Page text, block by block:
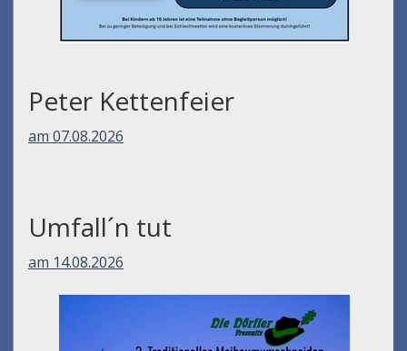
Peter Kettenfeier
am 07.08.2026
Umfall´n tut
am 14.08.2026